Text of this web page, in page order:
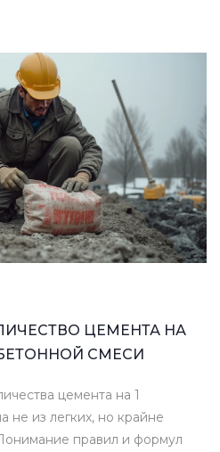
ЦЕМЕНТА НА
СМЕСИ
цемента на 1
не из легких, но крайне
правил и формул